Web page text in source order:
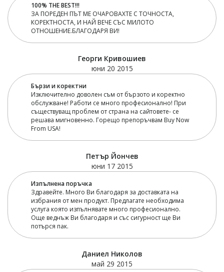
100% THE BEST!!!
ЗА ПОРЕДЕН ПЪТ МЕ ОЧАРОВАХТЕ С ТОЧНОСТА,
КОРЕКТНОСТА, И НАЙ ВЕЧЕ СЪС МИЛОТО
ОТНОШЕНИЕ.БЛАГОДАРЯ ВИ!
Георги Кривошиев
юни 20 2015
Бързи и коректни
Изключително доволен съм от бързото и коректно
обслужване! Работи се много професионално! При
съществуващ проблем от страна на сайтовете- се
решава мигновенно. Горещо препоръчвам Buy Now
From USA!
Петър Йончев
юни 17 2015
Изпълнена поръчка
Здравейте. Много Ви благодаря за доставката на
избрания от мен продукт. Предлагате необxодима
услуга която изпълнявате много професионално.
Още веднъж Ви благодаря и със сигурност ще Ви
потърся пак.
Даниел Николов
май 29 2015